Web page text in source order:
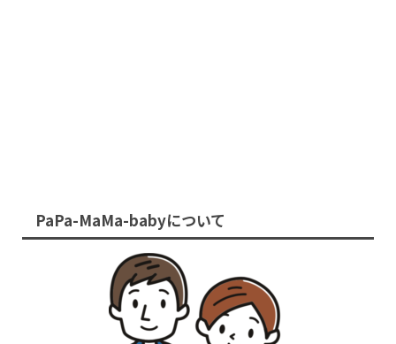
PaPa-MaMa-babyについて